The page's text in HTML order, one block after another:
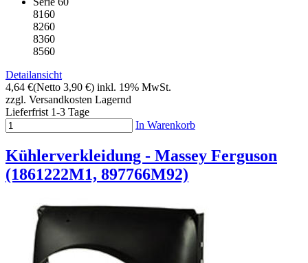
8160
8260
8360
8560
Detailansicht
4,64 €(Netto 3,90 €) inkl. 19% MwSt.
zzgl. Versandkosten Lagernd
Lieferfrist 1-3 Tage
In Warenkorb
Kühlerverkleidung - Massey Ferguson
(1861222M1, 897766M92)